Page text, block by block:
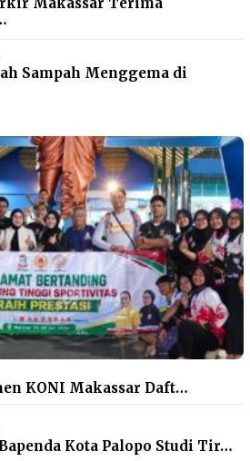
Makassar Terima
Sampah Menggema di
KONI Makassar Daft…
Kota Palopo Studi Tir…